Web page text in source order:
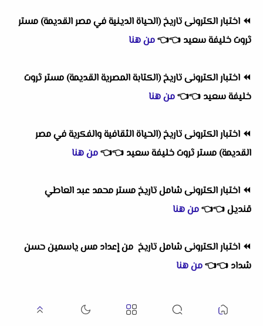
⏪ اختبار الكترونى تاريخ (الحياة الدينية في مصر القديمة) مستر
ثروت خليفة سعيد 👈
👈من هنا
⏪ اختبار الكترونى تاريخ (الكتابة المصرية القديمة) مستر ثروت
خليفة سعيد 👈
👈من هنا
⏪ اختبار الكترونى تاريخ (الحياة الثقافية والفكرية في مصر
القديمة) مستر ثروت خليفة سعيد 👈
👈من هنا
⏪ اختبار الكترونى شامل تاريخ مستر محمد عبد العاطي
قنديل👈
👈من هنا
⏪ اختبار الكترونى شامل تاريخ من إعداد مس ياسمين حسن
شداد 👈
👈من هنا
اختبار الكترونى على درس الحضارة والتاريخ مستر سامح